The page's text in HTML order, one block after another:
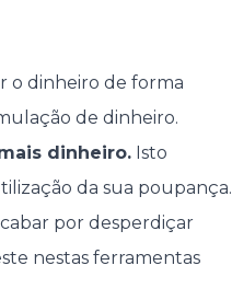
o dinheiro de forma
de dinheiro.
dinheiro. Isto
da sua poupança.
por desperdiçar
nestas ferramentas